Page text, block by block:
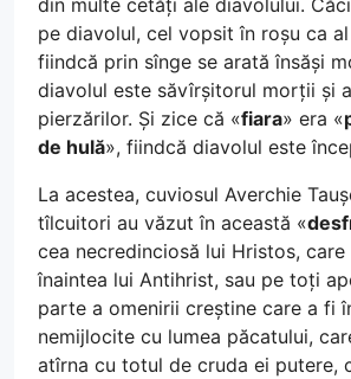
din multe cetăți ale diavolului.
pe diavolul, cel vopsit în roșu ca
fiindcă prin sînge se arată însăși
diavolul este săvîrșitorul morții și
pierzărilor. Și zice că «fiara» era «
de hulă», fiindcă diavolul este
La acestea, cuviosul Averchie
tîlcuitori au văzut în această «
cea necredinciosă lui Hristos, care
înaintea lui Antihrist, sau pe toți
parte a omenirii creștine care a fi
nemijlocite cu lumea păcatului,
atîrna cu totul de cruda ei putere,